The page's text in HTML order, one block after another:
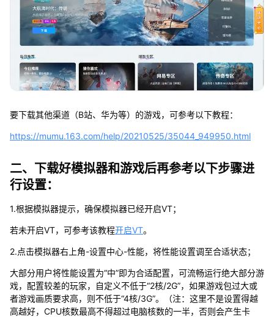
要下载其他渠道（B站、华为等）的游戏，可参考以下教程：
https://mumu.163.com/help/20210525/35044_949950.html
二、下载好模拟器和游戏后再参考以下步骤进
行设置：
1.根据模拟器提示，确保模拟器已经开启VT；
若未开启VT，可参考该教程开启VT。
2.点击模拟器右上角-设置中心-性能，将性能设置调至合适状态；
大部分用户将性能设置为“中”即为合适配置，可流畅运行绝大部分游
戏，配置较差的玩家，自定义不低于“2核/2G”，如果游戏包过大或
者游戏画质要求高，则不低于“4核/3G”。（注：这里不是设置得越
高越好，CPU核数最高不得超过电脑核数的一半，否则会产生卡